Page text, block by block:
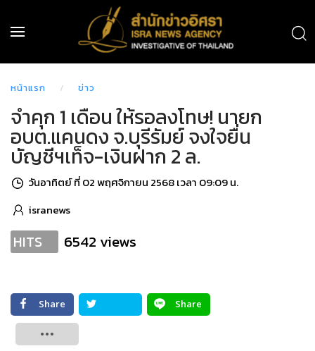
หน้าแรก ข่าว
จำคุก 1 เดือน ให้รอลงโทษ! นายก
อบต.แคนดง จ.บุรีรัมย์ จงใจยื่น
บัญชีฯเท็จ-เงินฝาก 2 ล.
วันอาทิตย์ ที่ 02 พฤศจิกายน 2568 เวลา 09:09 น.
isranews
HITS 6542 views
Share
Share